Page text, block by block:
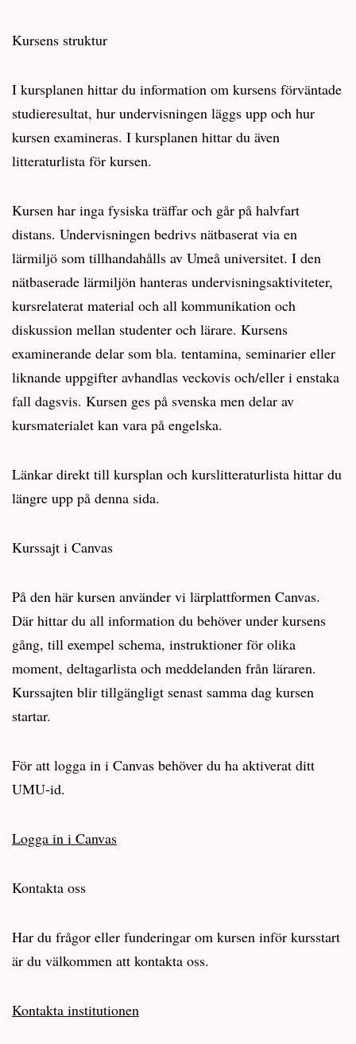
Kursens struktur
I kursplanen hittar du information om kursens förväntade
studieresultat, hur undervisningen läggs upp och hur
kursen examineras. I kursplanen hittar du även
litteraturlista för kursen.
Kursen har inga fysiska träffar och går på halvfart
distans. Undervisningen bedrivs nätbaserat via en
lärmiljö som tillhandahålls av Umeå universitet. I den
nätbaserade lärmiljön hanteras undervisningsaktiviteter,
kursrelaterat material och all kommunikation och
diskussion mellan studenter och lärare. Kursens
examinerande delar som bla. tentamina, seminarier eller
liknande uppgifter avhandlas veckovis och/eller i enstaka
fall dagsvis. Kursen ges på svenska men delar av
kursmaterialet kan vara på engelska.
Länkar direkt till kursplan och kurslitteraturlista hittar du
längre upp på denna sida.
Kurssajt i Canvas
På den här kursen använder vi lärplattformen Canvas.
Där hittar du all information du behöver under kursens
gång, till exempel schema, instruktioner för olika
moment, deltagarlista och meddelanden från läraren.
Kurssajten blir tillgängligt senast samma dag kursen
startar.
För att logga in i Canvas behöver du ha aktiverat ditt
UMU-id.
Logga in i Canvas
Kontakta oss
Har du frågor eller funderingar om kursen inför kursstart
är du välkommen att kontakta oss.
Kontakta institutionen